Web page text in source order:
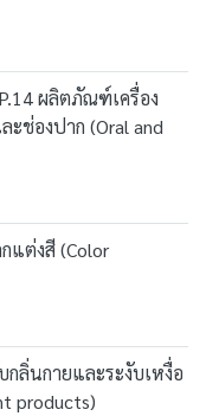
ผลิตภัณฑ์เครื่อง
ช่องปาก (Oral and
กแต่งสี (Color
ลิ่นกายและระงับเหงื่อ
products)